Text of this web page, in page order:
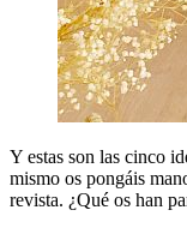
Y estas son las cinco
mismo os pongáis
revista. ¿Qué os han